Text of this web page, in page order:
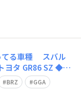
タ GR86 SZ ◆過
2.0R スバル イ
◆今後乗りたい車
BRZ
GGA